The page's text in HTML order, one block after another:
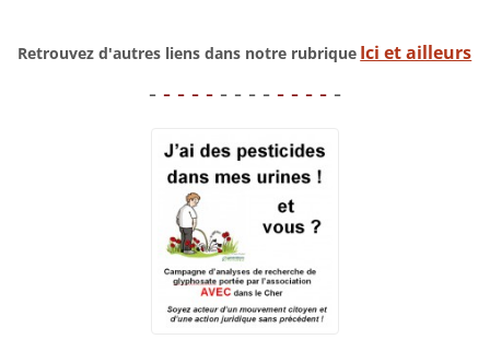
Retrouvez d'autres liens dans notre rubrique Ici et ailleurs
- - - - - - - - - - - - - -